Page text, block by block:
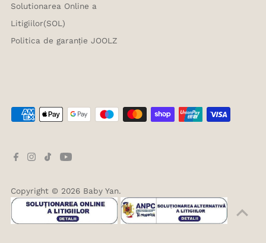
Solutionarea Online a
Litigiilor(SOL)
Politica de garanție JOOLZ
Copyright © 2026 Baby Yan.